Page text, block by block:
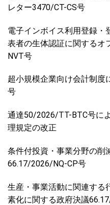
レター3470/CT-CS号
電子インボイス利用登録・
表者の生体認証に関するオ
NVT号
超小規模企業向け会計制
号
通達50/2026/TT-BTC号に
理規定の改正
条件付投資・事業分野の削
66.17/2026/NQ-CP号
生産・事業活動に関連する
素化に関する政府決議